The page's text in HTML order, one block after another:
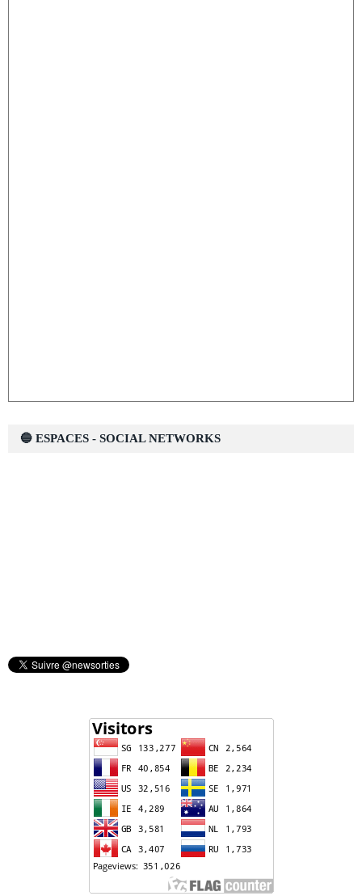
🔵 ESPACES - SOCIAL NETWORKS